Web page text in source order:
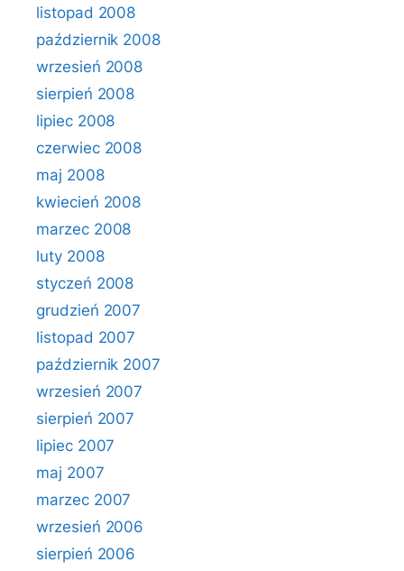
listopad 2008
październik 2008
wrzesień 2008
sierpień 2008
lipiec 2008
czerwiec 2008
maj 2008
kwiecień 2008
marzec 2008
luty 2008
styczeń 2008
grudzień 2007
listopad 2007
październik 2007
wrzesień 2007
sierpień 2007
lipiec 2007
maj 2007
marzec 2007
wrzesień 2006
sierpień 2006